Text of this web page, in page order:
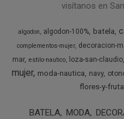
visítanos en
algodon algodon-100% batela
complementos-mujer decoracion-
mar estilo-nautico loza-san-claudio
mujer moda-nautica navy
flores-y-
BATELA MODA